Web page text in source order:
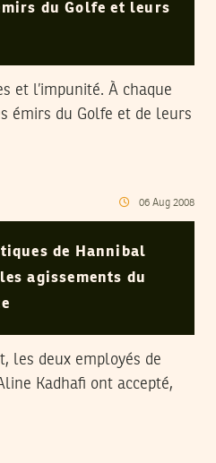
du Golfe et leurs
et l’impunité. À chaque
émirs du Golfe et de leurs
06 Aug 2008
de Hannibal
agissements du
les deux employés de
Kadhafi ont accepté,